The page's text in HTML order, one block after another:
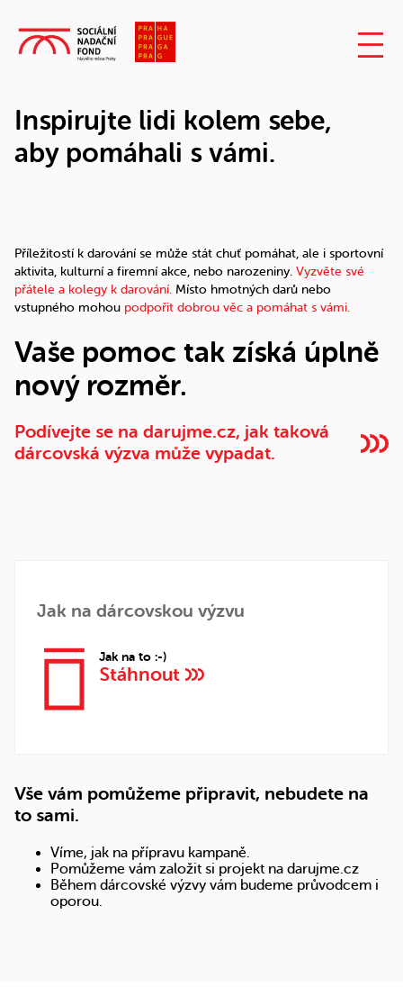
Inspirujte lidi kolem sebe,
aby pomáhali s vámi.
Příležitostí k darování se může stát chuť pomáhat, ale i sportovní
aktivita, kulturní a firemní akce, nebo narozeniny. Vyzvěte své
přátele a kolegy k darování. Místo hmotných darů nebo
vstupného mohou podpořit dobrou věc a pomáhat s vámi.
Vaše pomoc tak získá úplně
nový rozměr.
Podívejte se na darujme.cz, jak taková
dárcovská výzva může vypadat.
Jak na dárcovskou výzvu
Jak na to :-)
Stáhnout
Vše vám pomůžeme připravit, nebudete na
to sami.
Víme, jak na přípravu kampaně.
Pomůžeme vám založit si projekt na darujme.cz
Během dárcovské výzvy vám budeme průvodcem i
oporou.